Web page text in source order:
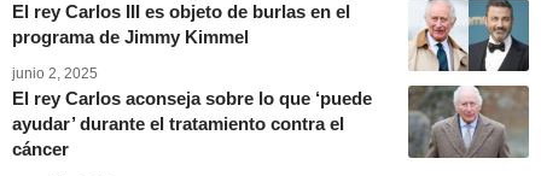
El rey Carlos III es objeto de burlas en el
programa de Jimmy Kimmel
junio 2, 2025
El rey Carlos aconseja sobre lo que ‘puede
ayudar’ durante el tratamiento contra el
cáncer